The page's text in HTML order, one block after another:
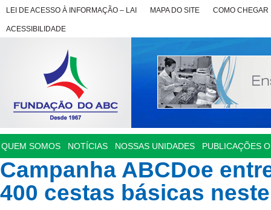
LEI DE ACESSO À INFORMAÇÃO – LAI MAPA DO SITE COMO CHEGAR
ACESSIBILIDADE
QUEM SOMOS NOTÍCIAS NOSSAS UNIDADES PUBLICAÇÕES
Campanha ABCDoe
400 cestas básicas